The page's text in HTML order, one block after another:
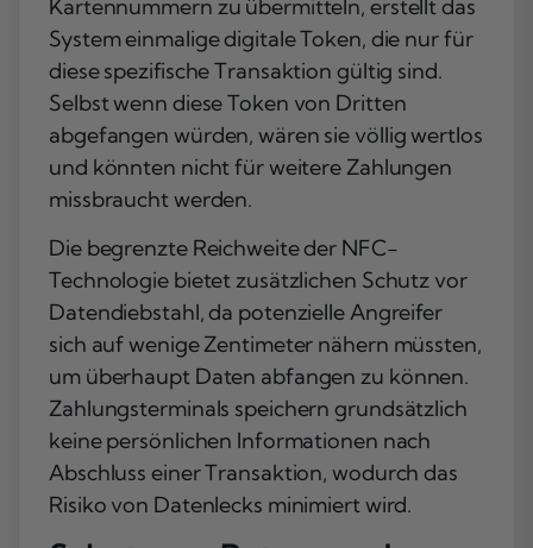
Kartennummern zu übermitteln, erstellt das
System einmalige digitale Token, die nur für
diese spezifische Transaktion gültig sind.
Selbst wenn diese Token von Dritten
abgefangen würden, wären sie völlig wertlos
und könnten nicht für weitere Zahlungen
missbraucht werden.
Die begrenzte Reichweite der NFC-
Technologie bietet zusätzlichen Schutz vor
Datendiebstahl, da potenzielle Angreifer
sich auf wenige Zentimeter nähern müssten,
um überhaupt Daten abfangen zu können.
Zahlungsterminals speichern grundsätzlich
keine persönlichen Informationen nach
Abschluss einer Transaktion, wodurch das
Risiko von Datenlecks minimiert wird.